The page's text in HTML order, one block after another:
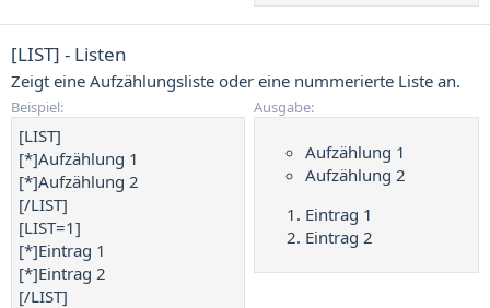
[LIST] - Listen
Zeigt eine Aufzählungsliste oder eine nummerierte Liste an.
Beispiel:
[LIST]
[*]Aufzählung 1
[*]Aufzählung 2
[/LIST]
[LIST=1]
[*]Eintrag 1
[*]Eintrag 2
[/LIST]
Ausgabe:
Aufzählung 1
Aufzählung 2
Eintrag 1
Eintrag 2